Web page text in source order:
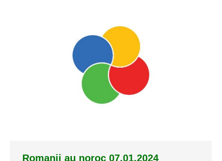
Romanii au noroc 07.01.2024